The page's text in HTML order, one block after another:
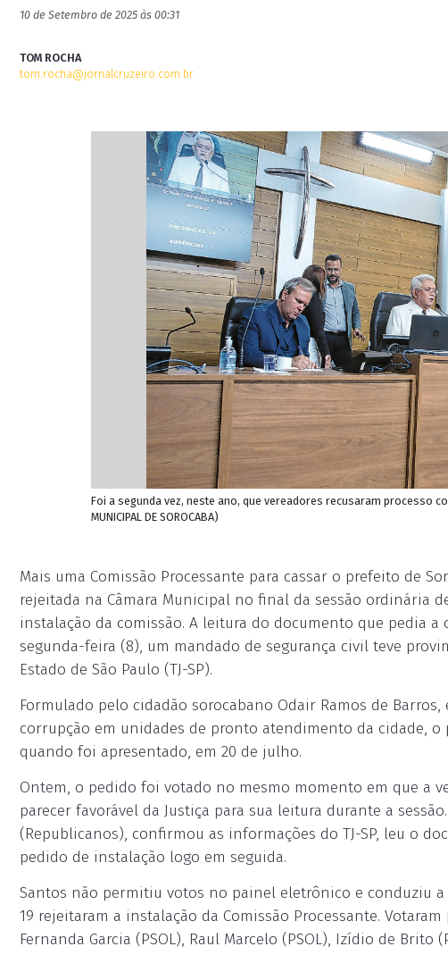
10 de Setembro de 2025 às 00:31
TOM ROCHA
tom.rocha@jornalcruzeiro.com.br
Foi a segunda vez, neste ano, que vereadores recusaram processo
MUNICIPAL DE SOROCABA)
Mais uma Comissão Processante para cassar o prefeito de
rejeitada na Câmara Municipal no final da sessão ordinária
instalação da comissão. A leitura do documento que pedia a
segunda-feira (8), um mandado de segurança civil teve
Estado de São Paulo (TJ-SP).
Formulado pelo cidadão sorocabano Odair Ramos de
corrupção em unidades de pronto atendimento da cidade,
quando foi apresentado, em 20 de julho.
Ontem, o pedido foi votado no mesmo momento em que a
parecer favorável da Justiça para sua leitura durante a
(Republicanos), confirmou as informações do TJ-SP, leu o
pedido de instalação logo em seguida.
Santos não permitiu votos no painel eletrônico e conduziu a
19 rejeitaram a instalação da Comissão Processante.
Fernanda Garcia (PSOL), Raul Marcelo (PSOL), Izídio de Brito